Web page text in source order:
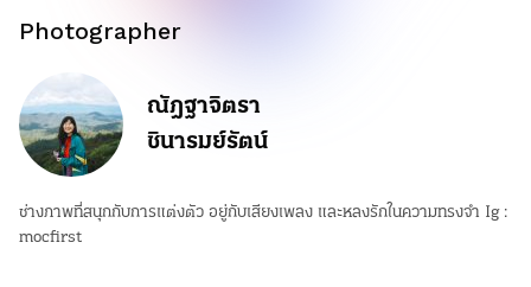
Photographer
ณัฎฐาจิตรา
ชินารมย์รัตน์
ช่างภาพที่สนุกกับการแต่งตัว อยู่กับเสียงเพลง และหลงรักในความทรงจำ Ig :
mocfirst